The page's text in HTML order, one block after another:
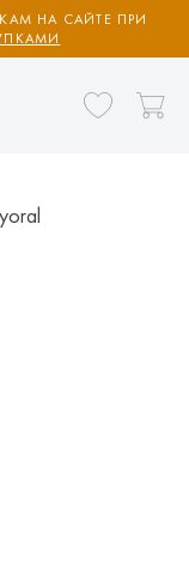
НА САЙТЕ ПРИ